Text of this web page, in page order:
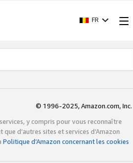
FR
© 1996-2025, Amazon.com, Inc.
y compris pour vous reconnaître
d’autres sites et services d’Amazon
Politique d’Amazon concernant les cookies